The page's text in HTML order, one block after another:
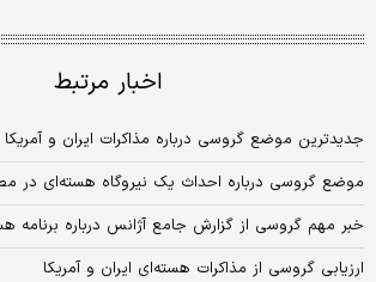
اخبار مرتبط
جدیدترین موضع گروسی درباره مذاکرات ایران و آمریکا
موضع گروسی درباره احداث یک نیروگاه هسته‌ای در
خبر مهم گروسی از گزارش جامع آژانس درباره برنامه
ارزیابی گروسی از مذاکرات هسته‌ای ایران و آمریکا